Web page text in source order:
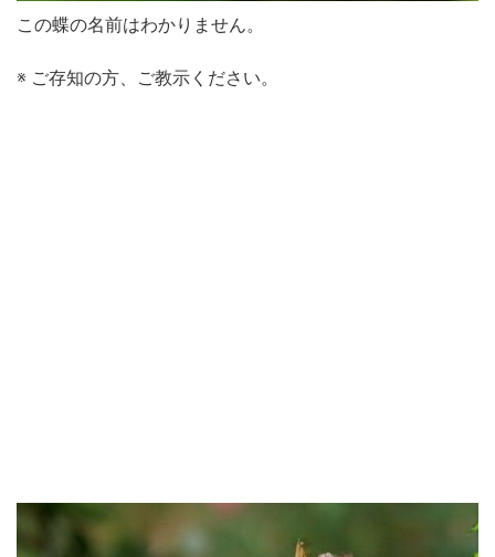
この蝶の名前はわかりません。
※ ご存知の方、ご教示ください。